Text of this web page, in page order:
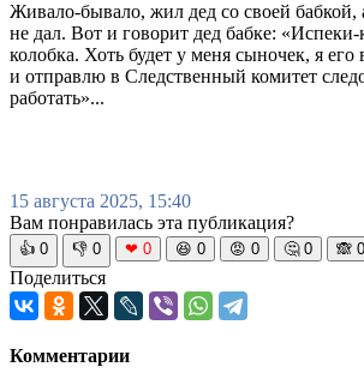
Живало-бывало, жил дед со своей бабкой,
не дал. Вот и говорит дед бабке:
колобка. Хоть будет у меня сыночек, я
и отправлю в Следственный комитет
работать»...
15 августа 2025, 15:40
Вам понравилась эта публикация?
👍 0 👎 0 ❤ 0 😆 0 😡 0 🤔 0 🙈 0
Поделиться
Комментарии